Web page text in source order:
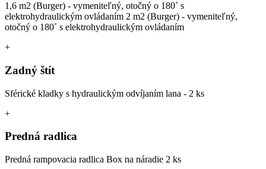
1,6 m2 (Burger) - vymeniteľný, otočný o 180˚ s
elektrohydraulickým ovládaním 2 m2 (Burger) - vymeniteľný,
otočný o 180˚ s elektrohydraulickým ovládaním
+
Zadný štít
Sférické kladky s hydraulickým odvíjaním lana - 2 ks
+
Predná radlica
Predná rampovacia radlica Box na náradie 2 ks